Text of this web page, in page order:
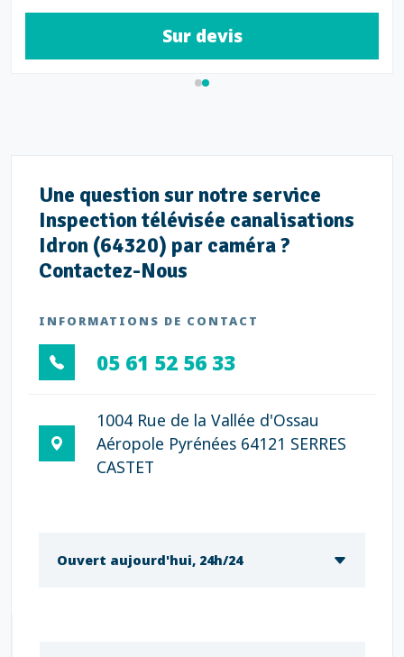
Sur devis
Une question sur notre service
Inspection télévisée canalisations
Idron (64320) par caméra ?
Contactez-Nous
INFORMATIONS DE CONTACT
05 61 52 56 33
1004 Rue de la Vallée d'Ossau
Aéropole Pyrénées 64121 SERRES
CASTET
Ouvert aujourd'hui, 24h/24